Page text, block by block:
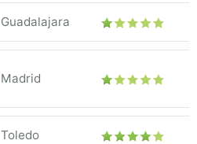
Guadalajara
Madrid
Toledo